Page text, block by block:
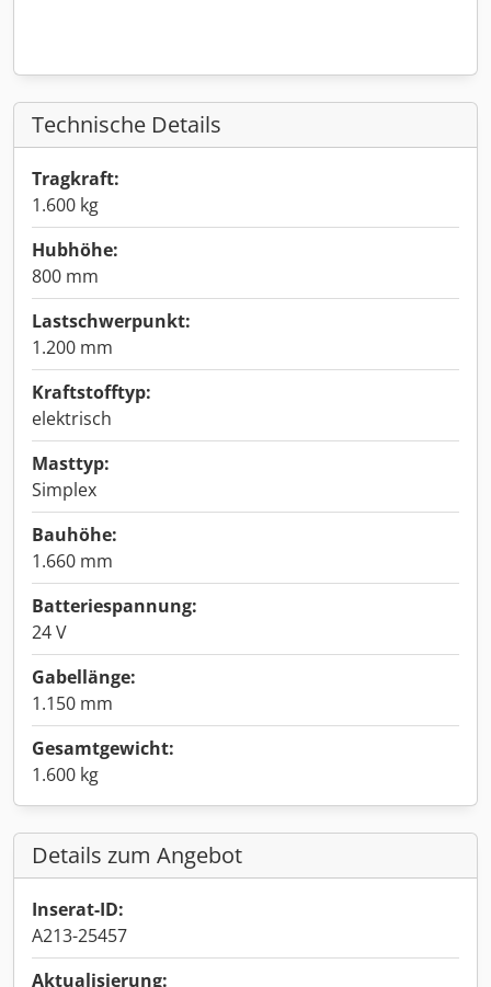
Technische Details
Tragkraft:
1.600 kg
Hubhöhe:
800 mm
Lastschwerpunkt:
1.200 mm
Kraftstofftyp:
elektrisch
Masttyp:
Simplex
Bauhöhe:
1.660 mm
Batteriespannung:
24 V
Gabellänge:
1.150 mm
Gesamtgewicht:
1.600 kg
Details zum Angebot
Inserat-ID:
A213-25457
Aktualisierung: